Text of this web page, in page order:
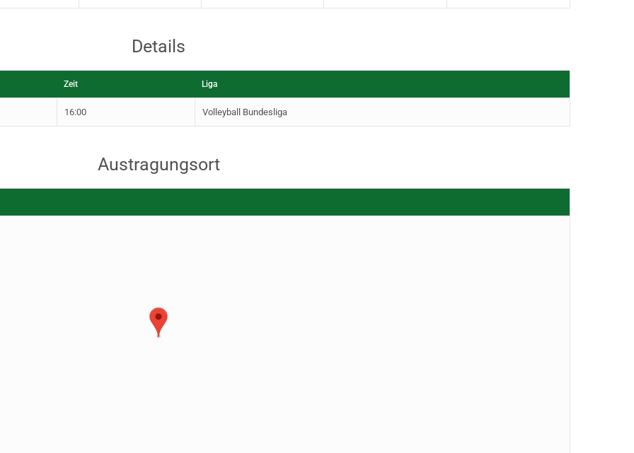
Details
Zeit Liga
16:00 Volleyball Bundesliga
Austragungsort